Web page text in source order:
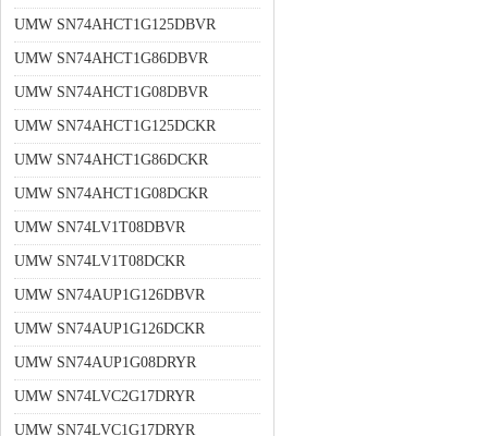
UMW SN74AHCT1G125DBVR
UMW SN74AHCT1G86DBVR
UMW SN74AHCT1G08DBVR
UMW SN74AHCT1G125DCKR
UMW SN74AHCT1G86DCKR
UMW SN74AHCT1G08DCKR
UMW SN74LV1T08DBVR
UMW SN74LV1T08DCKR
UMW SN74AUP1G126DBVR
UMW SN74AUP1G126DCKR
UMW SN74AUP1G08DRYR
UMW SN74LVC2G17DRYR
UMW SN74LVC1G17DRYR